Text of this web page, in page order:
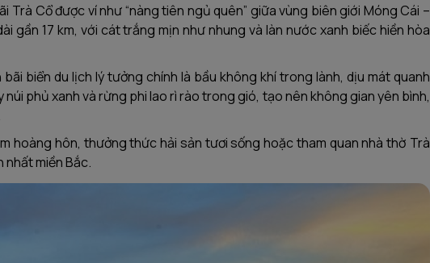
Trà Cổ được ví như “nàng tiên ngủ quên” giữa vùng biên giới Móng Cái –
gần 17 km, với cát trắng mịn như nhung và làn nước xanh biếc hiền hòa
biển du lịch lý tưởng chính là bầu không khí trong lành, dịu mát quanh
núi phủ xanh và rừng phi lao rì rào trong gió, tạo nên không gian yên bình,
hoàng hôn, thưởng thức hải sản tươi sống hoặc tham quan nhà thờ Trà
nhất miền Bắc.